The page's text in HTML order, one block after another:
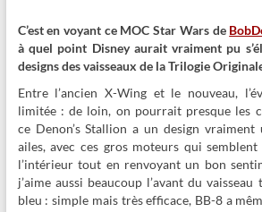
C’est en voyant ce MOC Star Wars de
à quel point Disney aurait vraiment pu
designs des vaisseaux de la Trilogie
Entre l’ancien X-Wing et le nouveau,
limitée : de loin, on pourrait presque les
ce Denon’s Stallion a un design vraiment
ailes, avec ces gros moteurs qui
l’intérieur tout en renvoyant un bon
j’aime aussi beaucoup l’avant du
bleu : simple mais très efficace, BB-8 a